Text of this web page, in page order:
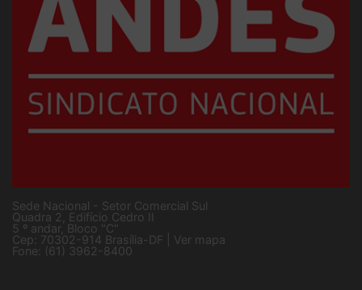
Sede Nacional - Setor Comercial Sul
Quadra 2, Edifício Cedro II
5 º andar, Bloco "C"
Cep: 70302-914 Brasília-DF | Ver mapa
Fone: (61) 3962-8400